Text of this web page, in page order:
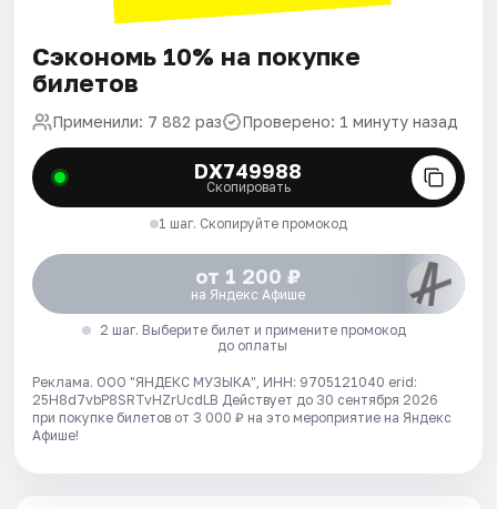
Сэкономь 10% на покупке
билетов
Применили: 7 882 раз Проверено: 1 минуту назад
DX749988
Скопировать
1 шаг. Скопируйте промокод
от 1 200 ₽
на Яндекс Афише
2 шаг. Выберите билет и примените промокод
до оплаты
Реклама. ООО "ЯНДЕКС МУЗЫКА", ИНН: 9705121040 erid:
25H8d7vbP8SRTvHZrUcdLB Действует до 30 сентября 2026
при покупке билетов от 3 000 ₽ на это мероприятие на Яндекс
Афише!